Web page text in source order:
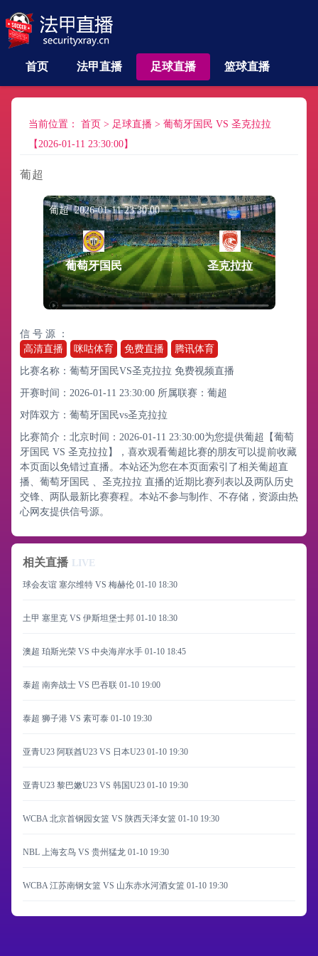
首页 法甲直播 足球直播 篮球直播
当前位置： 首页 > 足球直播 > 葡萄牙国民 VS 圣克拉拉
【2026-01-11 23:30:00】
葡超
葡超 2026-01-11 23:30:00
葡萄牙国民 圣克拉拉
信 号 源 ：
高清直播
咪咕体育 免费直播 腾讯体育
比赛名称：葡萄牙国民VS圣克拉拉 免费视频直播
开赛时间：2026-01-11 23:30:00 所属联赛： 葡超
对阵双方：葡萄牙国民vs圣克拉拉
比赛简介：北京时间：2026-01-11 23:30:00为您提供葡超【葡萄
牙国民 VS 圣克拉拉】，喜欢观看葡超比赛的朋友可以提前收藏
本页面以免错过直播。本站还为您在本页面索引了相关葡超直
播、葡萄牙国民 、圣克拉拉 直播的近期比赛列表以及两队历史
交锋、两队最新比赛赛程。本站不参与制作、不存储，资源由热
心网友提供信号源。
相关直播 LIVE
球会友谊 塞尔维特 VS 梅赫伦 01-10 18:30
土甲 塞里克 VS 伊斯坦堡士邦 01-10 18:30
澳超 珀斯光荣 VS 中央海岸水手 01-10 18:45
泰超 南奔战士 VS 巴吞联 01-10 19:00
泰超 狮子港 VS 素可泰 01-10 19:30
亚青U23 阿联酋U23 VS 日本U23 01-10 19:30
亚青U23 黎巴嫩U23 VS 韩国U23 01-10 19:30
WCBA 北京首钢园女篮 VS 陕西天泽女篮 01-10 19:30
NBL 上海玄鸟 VS 贵州猛龙 01-10 19:30
WCBA 江苏南钢女篮 VS 山东赤水河酒女篮 01-10 19:30